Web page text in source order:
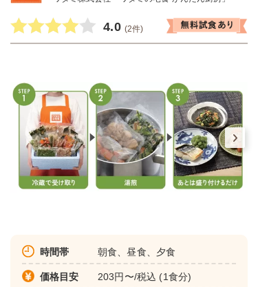
4.0 (2件)
時間帯 朝食、昼食、夕食
価格目安 203円〜/税込 (1食分)